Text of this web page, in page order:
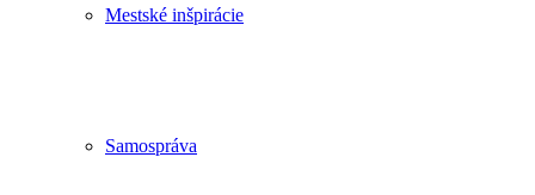
Mestské inšpirácie
Samospráva